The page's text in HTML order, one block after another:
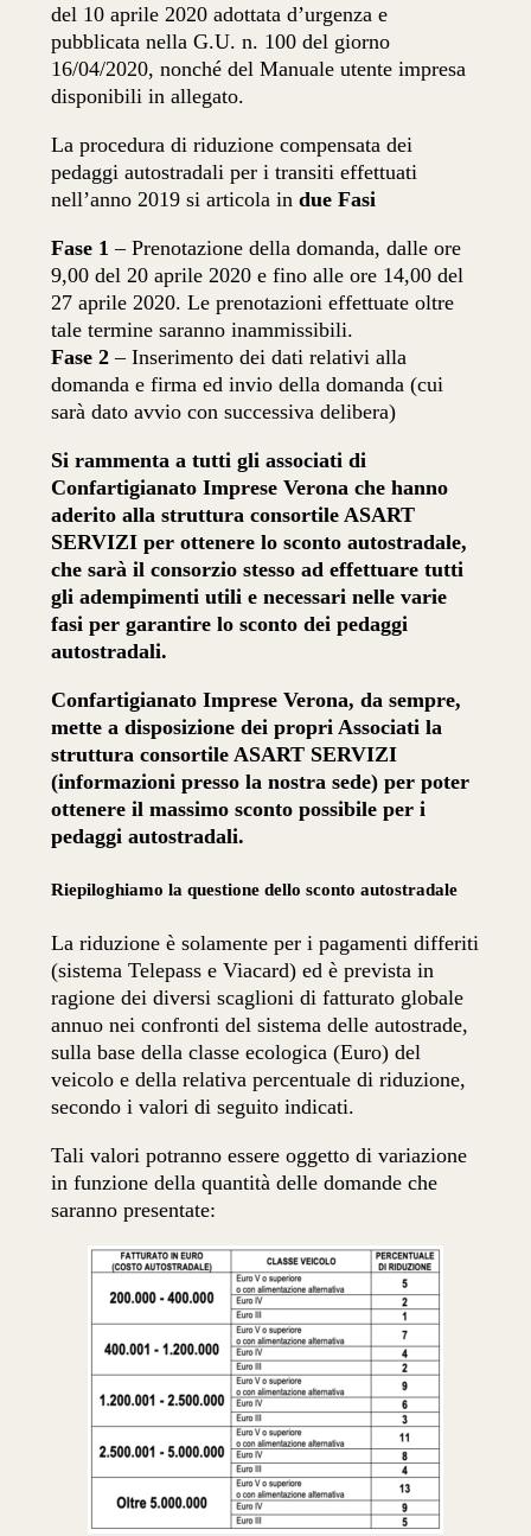
del 10 aprile 2020 adottata d’urgenza e
pubblicata nella G.U. n. 100 del giorno
16/04/2020, nonché del Manuale utente impresa
disponibili in allegato.
La procedura di riduzione compensata dei
pedaggi autostradali per i transiti effettuati
nell’anno 2019 si articola indue Fasi
Fase 1 – Prenotazione della domanda, dalle ore
9,00 del 20 aprile 2020 e fino alle ore 14,00 del
27 aprile 2020. Le prenotazioni effettuate oltre
tale termine saranno inammissibili.
Fase 2 – Inserimento dei dati relativi alla
domanda e firma ed invio della domanda (cui
sarà dato avvio con successiva delibera)
Si rammenta a tutti gli associati di
Confartigianato Imprese Verona che hanno
aderito alla struttura consortile ASART
SERVIZI per ottenere lo sconto autostradale,
che sarà il consorzio stesso ad effettuare tutti
gli adempimenti utili e necessari nelle varie
fasi per garantire lo sconto dei pedaggi
autostradali.
Confartigianato Imprese Verona, da sempre,
mette a disposizione dei propri Associati la
struttura consortile ASART SERVIZI
(informazioni presso la nostra sede) per poter
ottenere il massimo sconto possibile per i
pedaggi autostradali.
Riepiloghiamo la questione dello sconto autostradale
La riduzione è solamente per i pagamenti differiti
(sistema Telepass e Viacard) ed è prevista in
ragione dei diversi scaglioni di fatturato globale
annuo nei confronti del sistema delle autostrade,
sulla base della classe ecologica (Euro) del
veicolo e della relativa percentuale di riduzione,
secondo i valori di seguito indicati.
Tali valori potranno essere oggetto di variazione
in funzione della quantità delle domande che
saranno presentate: